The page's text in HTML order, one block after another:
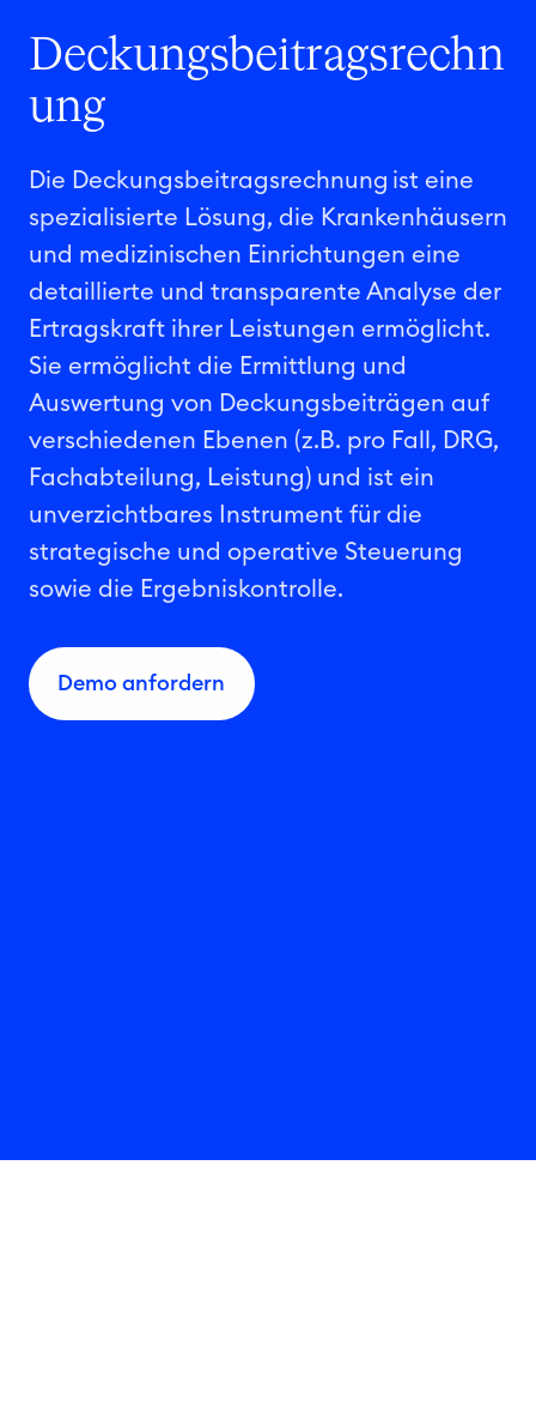
Deckungsbeitragsrechn
ung
Die Deckungsbeitragsrechnung ist eine
spezialisierte Lösung, die Krankenhäusern
und medizinischen Einrichtungen eine
detaillierte und transparente Analyse der
Ertragskraft ihrer Leistungen ermöglicht.
Sie ermöglicht die Ermittlung und
Auswertung von Deckungsbeiträgen auf
verschiedenen Ebenen (z.B. pro Fall, DRG,
Fachabteilung, Leistung) und ist ein
unverzichtbares Instrument für die
strategische und operative Steuerung
sowie die Ergebniskontrolle.
Demo anfordern